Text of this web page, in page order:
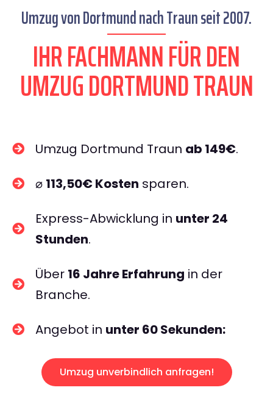
Umzug von Dortmund nach Traun seit 2007.
IHR FACHMANN FÜR DEN
UMZUG DORTMUND TRAUN
Umzug Dortmund Traun ab 149€.
⌀ 113,50€ Kosten sparen.
Express-Abwicklung in unter 24
Stunden.
Über 16 Jahre Erfahrung in der
Branche.
Angebot in unter 60 Sekunden:
Umzug unverbindlich anfragen!